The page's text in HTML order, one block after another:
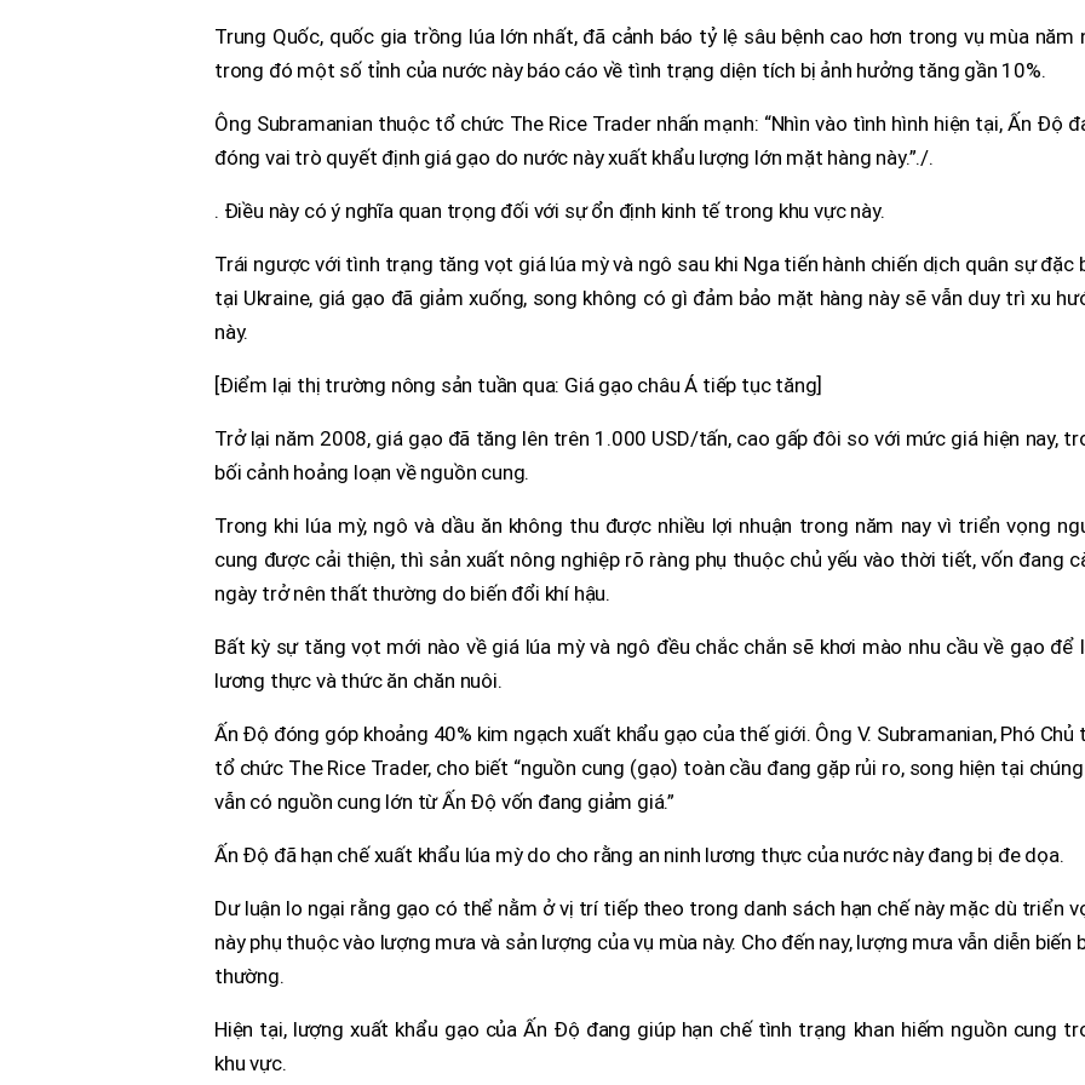
Trung Quốc, quốc gia trồng lúa lớn nhất, đã cảnh báo tỷ lệ sâu bệnh cao hơn trong vụ mùa năm
trong đó một số tỉnh của nước này báo cáo về tình trạng diện tích bị ảnh hưởng tăng gần 10%.
Ông Subramanian thuộc tổ chức The Rice Trader nhấn mạnh: “Nhìn vào tình hình hiện tại, Ấn Độ
đóng vai trò quyết định giá gạo do nước này xuất khẩu lượng lớn mặt hàng này.”./.
. Điều này có ý nghĩa quan trọng đối với sự ổn định kinh tế trong khu vực này.
Trái ngược với tình trạng tăng vọt giá lúa mỳ và ngô sau khi Nga tiến hành chiến dịch quân sự đặc
tại Ukraine, giá gạo đã giảm xuống, song không có gì đảm bảo mặt hàng này sẽ vẫn duy trì xu
này.
[Điểm lại thị trường nông sản tuần qua: Giá gạo châu Á tiếp tục tăng]
Trở lại năm 2008, giá gạo đã tăng lên trên 1.000 USD/tấn, cao gấp đôi so với mức giá hiện nay,
bối cảnh hoảng loạn về nguồn cung.
Trong khi lúa mỳ, ngô và dầu ăn không thu được nhiều lợi nhuận trong năm nay vì triển vọng
cung được cải thiện, thì sản xuất nông nghiệp rõ ràng phụ thuộc chủ yếu vào thời tiết, vốn đang
ngày trở nên thất thường do biến đổi khí hậu.
Bất kỳ sự tăng vọt mới nào về giá lúa mỳ và ngô đều chắc chắn sẽ khơi mào nhu cầu về gạo để
lương thực và thức ăn chăn nuôi.
Ấn Độ đóng góp khoảng 40% kim ngạch xuất khẩu gạo của thế giới. Ông V. Subramanian, Phó Chủ
tổ chức The Rice Trader, cho biết “nguồn cung (gạo) toàn cầu đang gặp rủi ro, song hiện tại
vẫn có nguồn cung lớn từ Ấn Độ vốn đang giảm giá.”
Ấn Độ đã hạn chế xuất khẩu lúa mỳ do cho rằng an ninh lương thực của nước này đang bị đe dọa.
Dư luận lo ngại rằng gạo có thể nằm ở vị trí tiếp theo trong danh sách hạn chế này mặc dù triển
này phụ thuộc vào lượng mưa và sản lượng của vụ mùa này. Cho đến nay, lượng mưa vẫn diễn biến
thường.
Hiện tại, lượng xuất khẩu gạo của Ấn Độ đang giúp hạn chế tình trạng khan hiếm nguồn cung
khu vực.